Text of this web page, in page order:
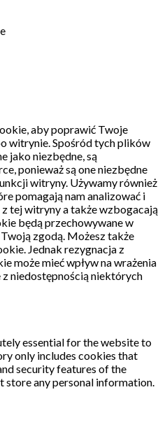
aby poprawić Twoje
witrynie.Spośród tych plików
jako niezbędne, są
ponieważ są one niezbędne
witryny. Używamy również
pomagają nam analizować i
tej witryny a także wzbogacają
będą przechowywane w
zgodą. Możesz także
Jednak rezygnacja z
może mieć wpływ na wrażenia
z niedostępnością niektórych
essential for the website to
only includes cookies that
security features of the
store any personal information.